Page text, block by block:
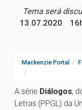
Tema será
13.07.2020
Mackenzie Portal
A série Diálogos,
Letras (PPGL) da